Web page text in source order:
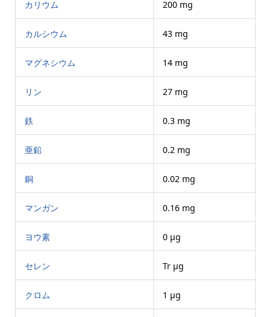
カリウム 200 mg
カルシウム 43 mg
マグネシウム 14 mg
リン 27 mg
鉄 0.3 mg
亜鉛 0.2 mg
銅 0.02 mg
マンガン 0.16 mg
ヨウ素 0 μg
セレン Tr μg
クロム 1 μg